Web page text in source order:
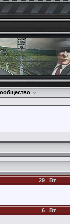
29 Вт
6 Вт